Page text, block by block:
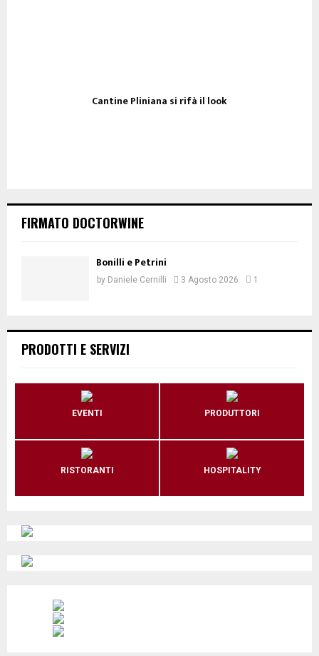
Cantine Pliniana si rifà il look
FIRMATO DOCTORWINE
Bonilli e Petrini
by Daniele Cernilli 3 Agosto 2026 1
PRODOTTI E SERVIZI
EVENTI PRODUTTORI
RISTORANTI HOSPITALITY